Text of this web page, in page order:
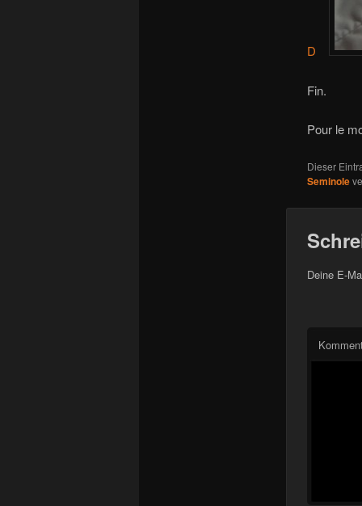
D
Fin.
Pour le
Dieser
Seminole
Deine E-